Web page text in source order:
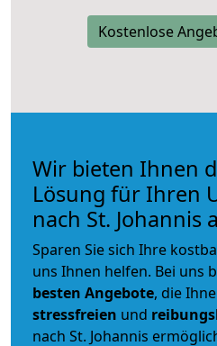
Kostenlose
Wir bieten Ihnen
Lösung für Ihren
nach St. Johannis
Sparen Sie sich Ihre
uns Ihnen helfen. Bei uns
besten Angebote, die
stressfreien und
nach St. Johannis